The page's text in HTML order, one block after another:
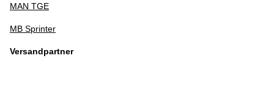
MAN TGE
MB Sprinter
Versandpartner